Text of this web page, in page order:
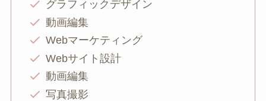
グラフィックデザイン
動画編集
Webマーケティング
Webサイト設計
動画編集
写真撮影